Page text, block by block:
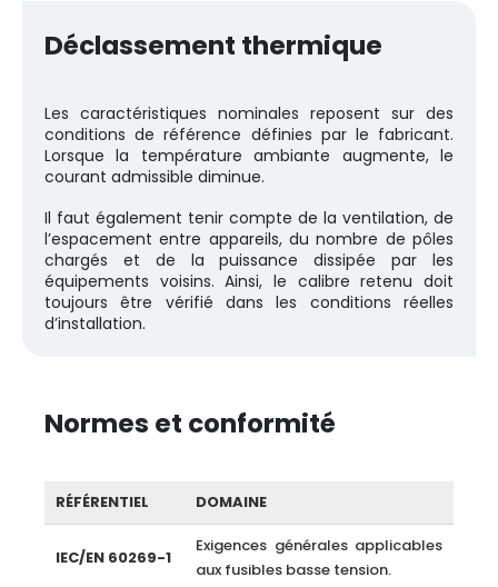
Déclassement thermique
Les caractéristiques nominales reposent sur des
conditions de référence définies par le fabricant.
Lorsque la température ambiante augmente, le
courant admissible diminue.
Il faut également tenir compte de la ventilation, de
l’espacement entre appareils, du nombre de pôles
chargés et de la puissance dissipée par les
équipements voisins. Ainsi, le calibre retenu doit
toujours être vérifié dans les conditions réelles
d’installation.
Normes et conformité
RÉFÉRENTIEL DOMAINE
IEC/EN 60269-1
Exigences générales applicables
aux fusibles basse tension.